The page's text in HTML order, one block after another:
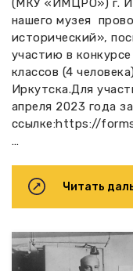
(МКУ «ИМЦРО») г.
нашего музея
исторический»,
участию в
классов (4
Иркутска.Для
апреля 2023 года
ссылке:https://
…
Читать